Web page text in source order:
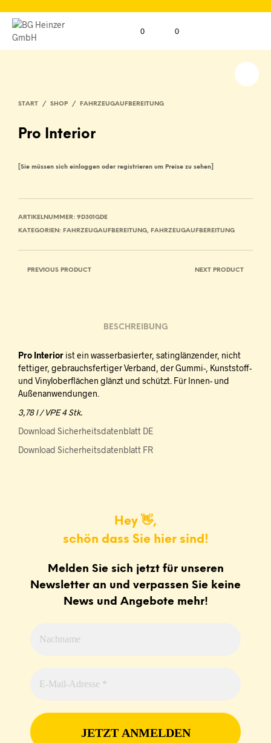
0 0
START / SHOP / FAHRZEUGAUFBEREITUNG
Pro Interior
[Sie müssen sich einloggen oder registrieren um Preise zu sehen]
ARTIKELNUMMER: 9D301GDE
KATEGORIEN: FAHRZEUGAUFBEREITUNG, FAHRZEUGAUFBEREITUNG
PREVIOUS PRODUCT NEXT PRODUCT
BESCHREIBUNG
Pro Interior ist ein wasserbasierter, satinglänzender, nicht
fettiger, gebrauchsfertiger Verband, der Gummi-, Kunststoff-
und Vinyloberflächen glänzt und schützt. Für Innen- und
Außenanwendungen.
3,78 l / VPE 4 Stk.
Download Sicherheitsdatenblatt DE
Download Sicherheitsdatenblatt FR
Hey 👋,
schön dass Sie hier sind!
Melden Sie sich jetzt für unseren
Newsletter an und verpassen Sie keine
News und Angebote mehr!